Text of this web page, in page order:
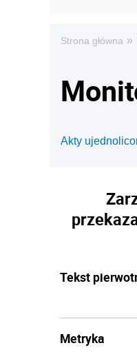
Strona główna »
Akty
Tekst
Metryka